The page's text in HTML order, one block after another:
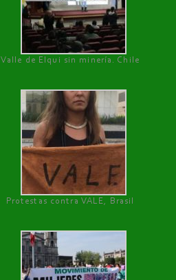
Valle de Elqui sin minería. Chile
Protestas contra VALE, Brasil